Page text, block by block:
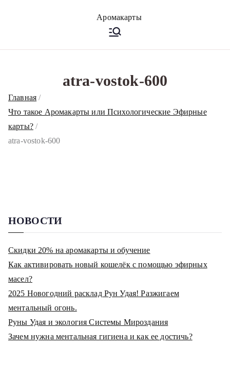
Аромакарт
atra-vostok-600
Главная
Что такое Аромакарты или Психологические Эфирные
карты?
atra-vostok-600
НОВОСТИ
Скидки 20% на аромакарты и обучение
Как активировать новый кошелёк с помощью эфирных
масел?
2025 Новогодний расклад Рун Удая! Разжигаем
ментальный огонь.
Руны Удая и экология Системы Мироздания
Зачем нужна ментальная гигиена и как ее достичь?